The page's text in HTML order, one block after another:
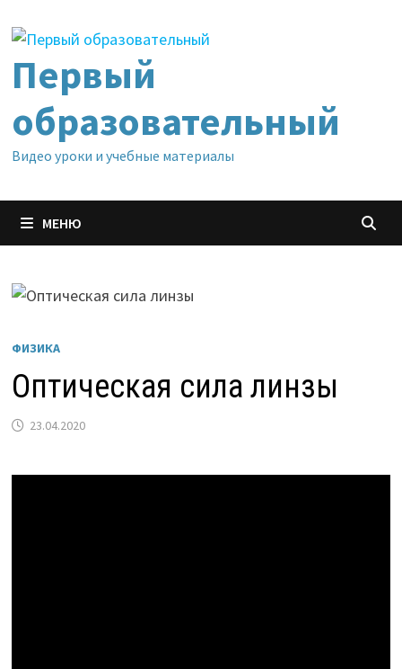
содержимому
Первый
образовательный
Видео уроки и учебные материалы
МЕНЮ
ФИЗИКА
Оптическая сила линзы
23.04.2020